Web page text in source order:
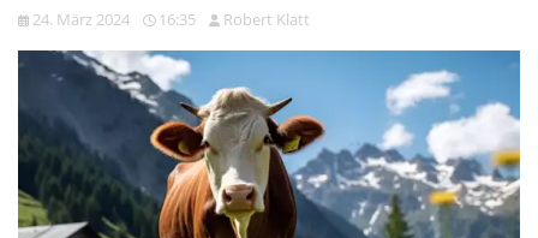
24. März 2024 16:35 Robert Klatt